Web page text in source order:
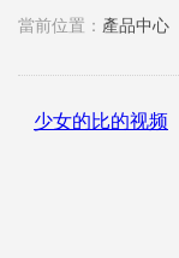
當前位置： 產品中心